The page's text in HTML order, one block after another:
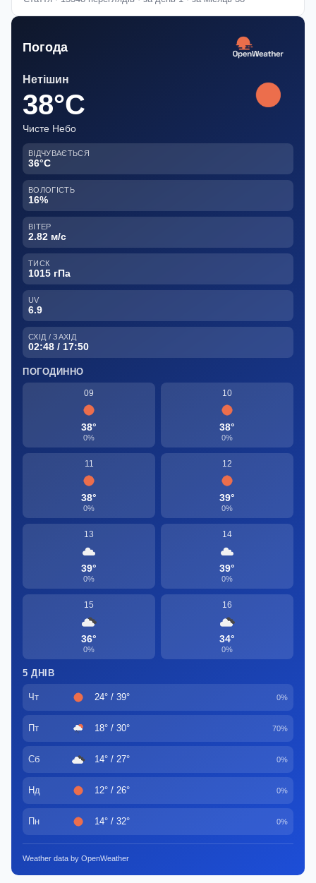
Погода
Нетішин
38°C
Чисте Небо
ВІДЧУВАЄТЬСЯ
36°C
ВОЛОГІСТЬ
16%
ВІТЕР
2.82 м/с
ТИСК
1015 гПа
UV
6.9
СХІД / ЗАХІД
02:48 / 17:50
ПОГОДИННО
09
38°
0%
10
38°
0%
11
38°
0%
12
39°
0%
13
39°
0%
14
39°
0%
15
36°
0%
16
34°
0%
5 ДНІВ
Чт 24° / 39° 0%
Пт 18° / 30° 70%
Сб 14° / 27° 0%
Нд 12° / 26° 0%
Пн 14° / 32° 0%
Weather data by OpenWeather